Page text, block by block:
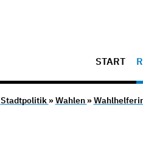
START
Stadtpolitik »Wahlen »